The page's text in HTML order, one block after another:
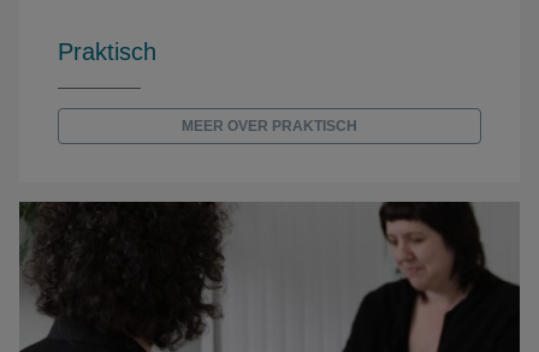
Praktisch
MEER OVER PRAKTISCH